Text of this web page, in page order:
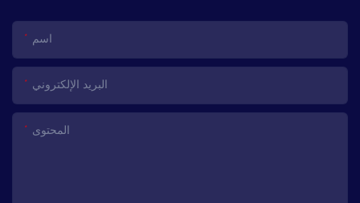
اسم
البريد الإلكتروني
المحتوى